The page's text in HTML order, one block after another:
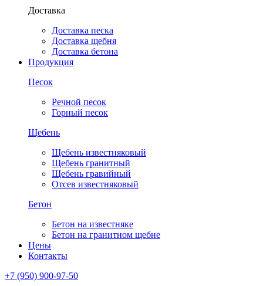
Доставка
Доставка песка
Доставка щебня
Доставка бетона
Продукция
Песок
Речной песок
Горный песок
Щебень
Щебень известняковый
Щебень гранитный
Щебень гравийный
Отсев известняковый
Бетон
Бетон на известняке
Бетон на гранитном щебне
Цены
Контакты
+7 (950) 900-97-50